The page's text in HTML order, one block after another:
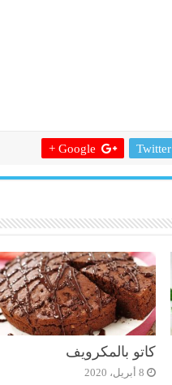
Twitter
Google +
كاتو بالمكرويف
8 أبريل، 2020